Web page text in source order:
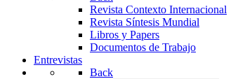
Revista Contexto Internacional
Revista Síntesis Mundial
Libros y Papers
Documentos de Trabajo
Entrevistas
Back